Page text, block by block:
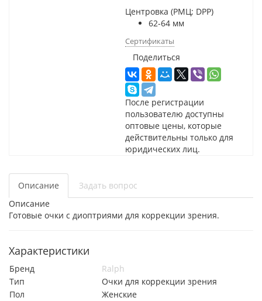
Центровка (РМЦ; DPP)
62-64 мм
Сертификаты
Поделиться
После регистрации
пользователю доступны
оптовые цены, которые
действительны только для
юридических лиц.
Описание
Задать вопрос
Описание
Готовые очки с диоптриями для коррекции зрения.
Характеристики
Бренд
Ralph
Тип
Очки для коррекции зрения
Пол
Женские